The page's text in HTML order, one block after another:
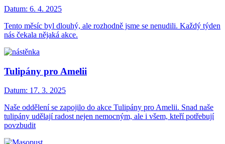
Datum: 6. 4. 2025
Tento měsíc byl dlouhý, ale rozhodně jsme se nenudili. Každý týden
nás čekala nějaká akce.
Tulipány pro Amelii
Datum: 17. 3. 2025
Naše oddělení se zapojilo do akce Tulipány pro Amelii. Snad naše
tulipány udělají radost nejen nemocným, ale i všem, kteří potřebují
povzbudit